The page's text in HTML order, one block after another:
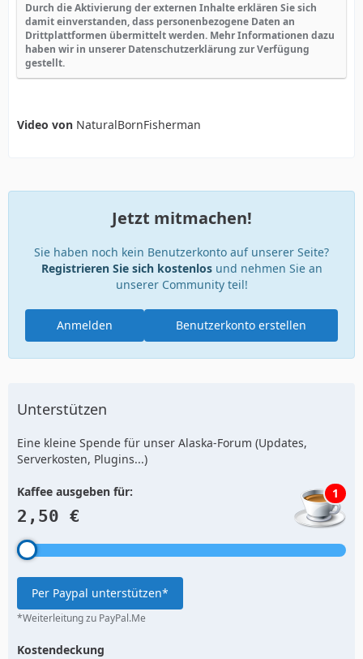
Durch die Aktivierung der externen Inhalte erklären Sie sich
damit einverstanden, dass personenbezogene Daten an
Drittplattformen übermittelt werden. Mehr Informationen dazu
haben wir in unserer Datenschutzerklärung zur Verfügung
gestellt.
Video von NaturalBornFisherman
Jetzt mitmachen!
Sie haben noch kein Benutzerkonto auf unserer Seite?
Registrieren Sie sich kostenlosund nehmen Sie an
unserer Community teil!
Benutzerkonto erstellen
Anmelden
Unterstützen
Eine kleine Spende für unser Alaska-Forum (Updates,
Serverkosten, Plugins...)
Kaffee ausgeben für:
2,50 €
1
Per Paypal unterstützen*
*Weiterleitung zu PayPal.Me
Kostendeckung